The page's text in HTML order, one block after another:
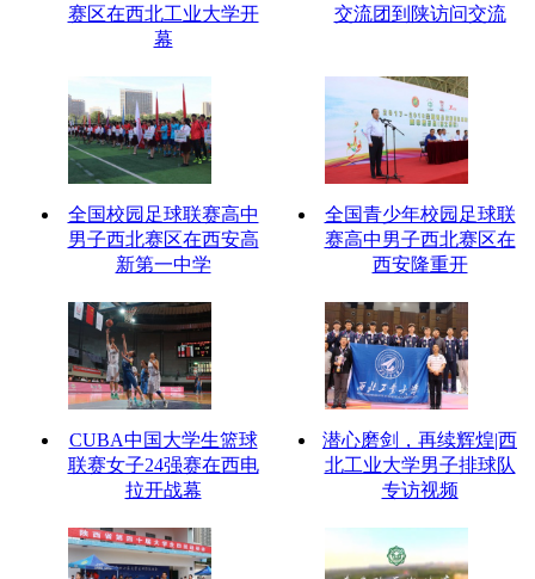
赛区在西北工业大学开
幕
交流团到陕访问交流
全国校园足球联赛高中
男子西北赛区在西安高
新第一中学
全国青少年校园足球联
赛高中男子西北赛区在
西安隆重开
CUBA中国大学生篮球
联赛女子24强赛在西电
拉开战幕
潜心磨剑，再续辉煌|西
北工业大学男子排球队
专访视频